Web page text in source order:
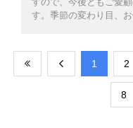
す。季節の変わり目、
​1 ​2
​8